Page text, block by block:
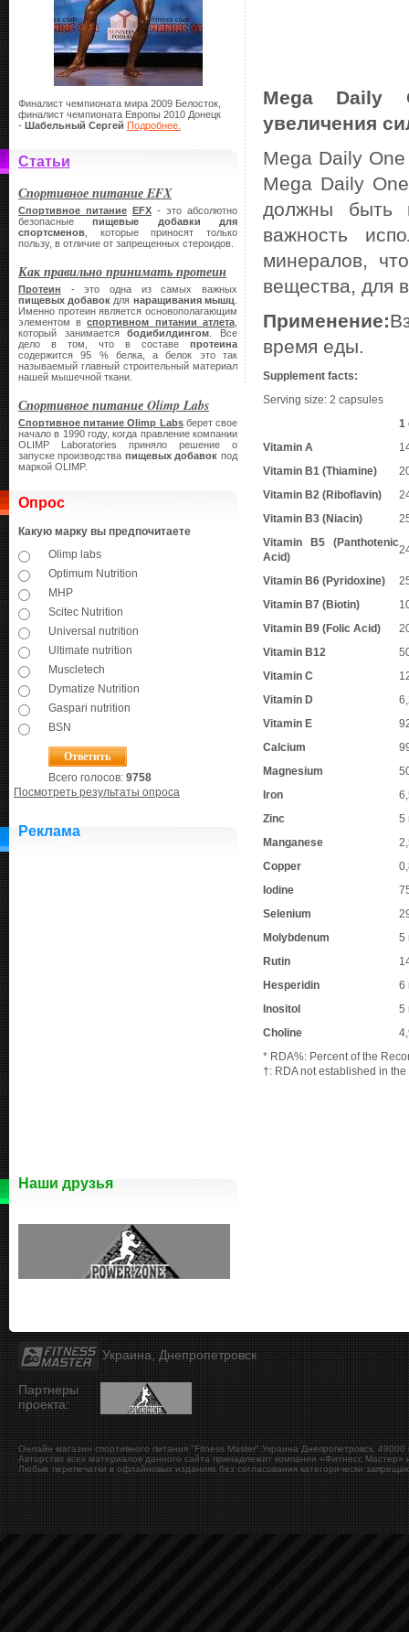
Финалист чемпионата мира 2009 Белосток,
финалист чемпионата Европы 2010 Донецк
- Шабельный Сергей Подробнее.
Статьи
Спортивное питание EFX
Спортивное питание EFX - это абсолютно
безопасныепищевые добавки для
спортсменов , которые приносят только
пользу, в отличие от запрещенных стероидов.
Как правильно принимать протеин
Протеин - это одна из самых важных
пищевых добавок для наращивания мышц
Именно протеин является основополагающим
элементом вспортивном питании атлета
который занимаетсябодибилдингом . Все
дело в том, что в составе протеина
содержится 95 % белка, а белок это так
называемый главный строительный материал
нашей мышечной ткани.
Спортивное питание Olimp Labs
Спортивное питание Olimp Labsберет свое
начало в 1990 году, когда правление компании
OLIMP Laboratories приняло решение о
запуске производства пищевых добавок под
маркой OLIMP.
Опрос
Какую марку вы предпочитаете
Olimp labs
Optimum Nutrition
MHP
Scitec Nutrition
Universal nutrition
Ultimate nutrition
Muscletech
Dymatize Nutrition
Gaspari nutrition
BSN
Всего голосов: 9758
Посмотреть результаты опроса
Реклама
Наши друзья
Mega Daily
увеличения
Mega Daily
Mega Daily
должны быть
важность
минералов,
вещества, для
Применение:
время еды.
Supplement facts:
Serving size: 2 capsules
1
Vitamin A
Vitamin B1 (Thiamine)
Vitamin B2 (Riboflavin)
Vitamin B3 (Niacin)
Vitamin B5 (Panthotenic
Acid)
Vitamin B6 (Pyridoxine)
Vitamin B7 (Biotin)
Vitamin B9 (Folic Acid)
Vitamin B12
Vitamin C
Vitamin D
Vitamin E
Calcium
Magnesium
Iron
Zinc
5
Manganese
Copper
Iodine
Selenium
Molybdenum
5
Rutin
Hesperidin
6
Inositol
5
Choline
* RDA%: Percent of the
†: RDA not established in the
Украина, Днепропетровск
Партнеры
проекта:
Онлайн магазин спортивного питания "Fitness Master" Украина Днепропетровск 49000
Авторство всех материалов данного сайта принадлежит компании «Фитнесс Мастер»
Любые перепечатки в офлайновых изданиях без согласования категорически